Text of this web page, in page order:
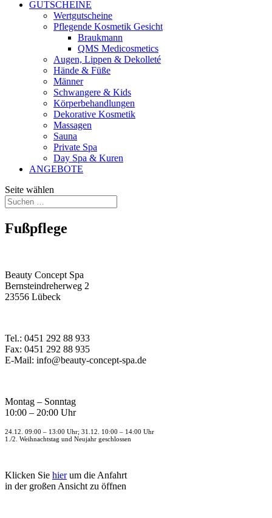
GUTSCHEINE
Wertgutscheine
Pflegende Kosmetik Gesicht
Braukmann
QMS Medicosmetics
Augen, Lippen & Dekolleté
Hände & Füße
Männer
Schwangere & Kids
Körperbehandlungen
Dekorative Kosmetik
Massagen
Sauna
Private Spa
Day Spa & Kuren
ANGEBOTE
Seite wählen
Fußpflege
Beauty Concept Spa
Bernsteindreherweg 2
23556 Lübeck
Tel.: 0451 292 88 933
Fax: 0451 292 88 935
E-Mail: info@beauty-concept-spa.de
Montag – Sonntag
10:00 – 20:00 Uhr
24.12. 09:00 – 13:00 Uhr; 31.12. 10:00 – 14:00 Uhr
1./2. Weihnachtstag und Neujahr geschlossen
Klicken Sie hierum die Anfahrt
in der großen Ansicht zu öffnen